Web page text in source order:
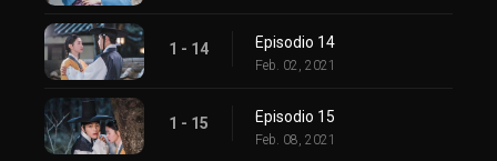
1 - 14 Episodio 14
Feb. 02, 2021
1 - 15 Episodio 15
Feb. 08, 2021